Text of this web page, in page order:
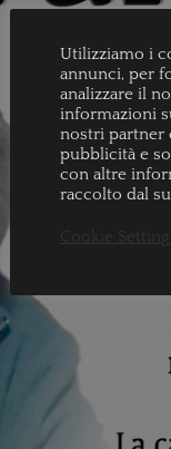
Utilizziamo i
annunci, per
analizzare il
informazioni
nostri partner
pubblicità e
con altre
raccolto dal